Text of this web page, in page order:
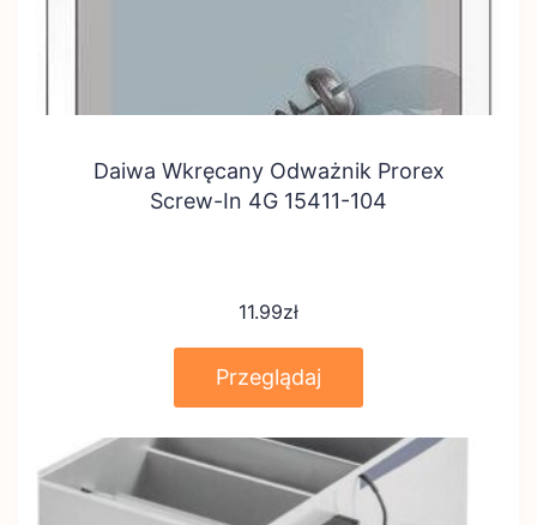
Daiwa Wkręcany Odważnik Prorex
Screw-In 4G 15411-104
11.99zł
Przeglądaj